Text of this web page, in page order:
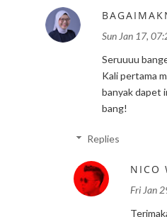
Sun Jan 17,
Seruuuu
Kali pertama
banyak dapet
bang!
Replies
NICO
Fri Jan